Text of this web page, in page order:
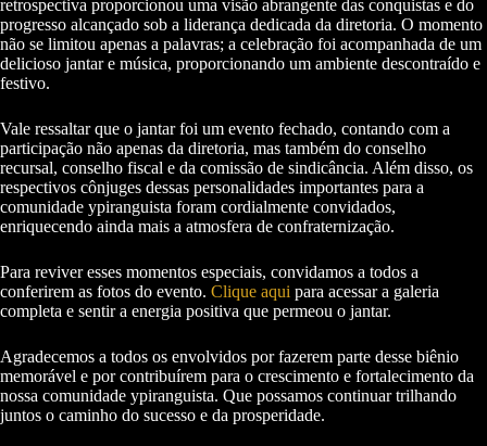
retrospectiva proporcionou uma visão abrangente das conquistas e do
progresso alcançado sob a liderança dedicada da diretoria. O momento
não se limitou apenas a palavras; a celebração foi acompanhada de um
delicioso jantar e música, proporcionando um ambiente descontraído e
festivo.
Vale ressaltar que o jantar foi um evento fechado, contando com a
participação não apenas da diretoria, mas também do conselho
recursal, conselho fiscal e da comissão de sindicância. Além disso, os
respectivos cônjuges dessas personalidades importantes para a
comunidade ypiranguista foram cordialmente convidados,
enriquecendo ainda mais a atmosfera de confraternização.
Para reviver esses momentos especiais, convidamos a todos a
conferirem as fotos do evento. Clique aqui para acessar a galeria
completa e sentir a energia positiva que permeou o jantar.
Agradecemos a todos os envolvidos por fazerem parte desse biênio
memorável e por contribuírem para o crescimento e fortalecimento da
nossa comunidade ypiranguista. Que possamos continuar trilhando
juntos o caminho do sucesso e da prosperidade.